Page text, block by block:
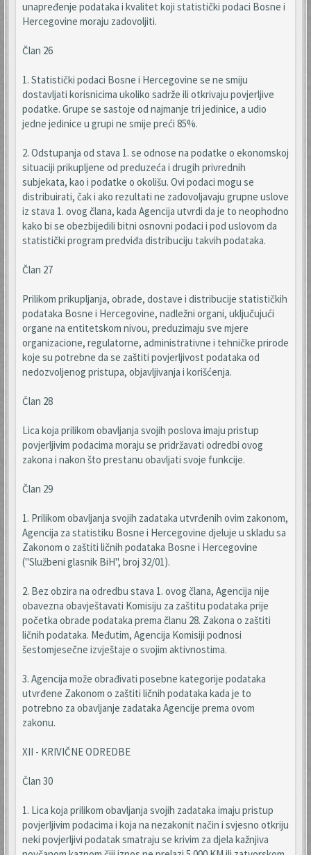
unapređenje podataka i kvalitet koji statistički podaci Bosne i
Hercegovine moraju zadovoljiti.
Član 26
1. Statistički podaci Bosne i Hercegovine se ne smiju
dostavljati korisnicima ukoliko sadrže ili otkrivaju povjerljive
podatke. Grupe se sastoje od najmanje tri jedinice, a udio
jedne jedinice u grupi ne smije preći 85%.
2. Odstupanja od stava 1. se odnose na podatke o ekonomskoj
situaciji prikupljene od preduzeća i drugih privrednih
subjekata, kao i podatke o okolišu. Ovi podaci mogu se
distribuirati, čak i ako rezultati ne zadovoljavaju grupne uslove
iz stava 1. ovog člana, kada Agencija utvrdi da je to neophodno
kako bi se obezbijedili bitni osnovni podaci i pod uslovom da
statistički program predviđa distribuciju takvih podataka.
Član 27
Prilikom prikupljanja, obrade, dostave i distribucije statističkih
podataka Bosne i Hercegovine, nadležni organi, uključujući
organe na entitetskom nivou, preduzimaju sve mjere
organizacione, regulatorne, administrativne i tehničke prirode
koje su potrebne da se zaštiti povjerljivost podataka od
nedozvoljenog pristupa, objavljivanja i korišćenja.
Član 28
Lica koja prilikom obavljanja svojih poslova imaju pristup
povjerljivim podacima moraju se pridržavati odredbi ovog
zakona i nakon što prestanu obavljati svoje funkcije.
Član 29
1. Prilikom obavljanja svojih zadataka utvrđenih ovim zakonom,
Agencija za statistiku Bosne i Hercegovine djeluje u skladu sa
Zakonom o zaštiti ličnih podataka Bosne i Hercegovine
("Službeni glasnik BiH", broj 32/01).
2. Bez obzira na odredbu stava 1. ovog člana, Agencija nije
obavezna obavještavati Komisiju za zaštitu podataka prije
početka obrade podataka prema članu 28. Zakona o zaštiti
ličnih podataka. Međutim, Agencija Komisiji podnosi
šestomjesečne izvještaje o svojim aktivnostima.
3. Agencija može obrađivati posebne kategorije podataka
utvrđene Zakonom o zaštiti ličnih podataka kada je to
potrebno za obavljanje zadataka Agencije prema ovom
zakonu.
XII - KRIVIČNE ODREDBE
Član 30
1. Lica koja prilikom obavljanja svojih zadataka imaju pristup
povjerljivim podacima i koja na nezakonit način i svjesno otkriju
neki povjerljivi podatak smatraju se krivim za djela kažnjiva